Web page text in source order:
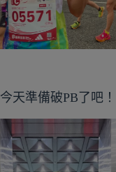
今天準備破PB了吧！